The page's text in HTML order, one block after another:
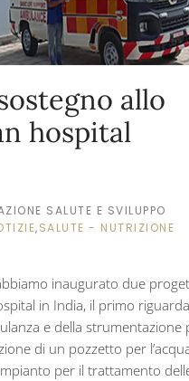
allo
hospital
SALUTE E SVILUPPO
,SALUTE - NUTRIZIONE
inaugurato due
in India, il primo
e della strumentazione
di un pozzetto per
per il trattamento